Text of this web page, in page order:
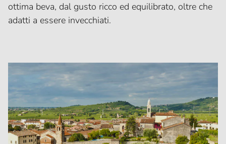
ottima beva, dal gusto ricco ed equilibrato, oltre che
adatti a essere invecchiati.